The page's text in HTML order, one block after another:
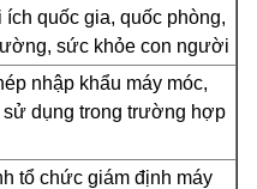
quốc gia, quốc phòng,
sức khỏe con người
nhập khẩu máy móc,
sử dụng trong trường hợp
tổ chức giám định máy